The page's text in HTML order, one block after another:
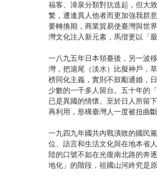
福客、漳泉分類對抗迭起，但大
繁，遭逢異人他者而更加強我群
要轉換期，商業貿易使臺灣與世
灣文化注入新元素，馬偕更以「
一八九五年日本領臺後，另一波
灣，把滬尾（淡水）比擬神戶，
榜同化主義，實則不鼓勵通婚，
少數的一千多人留台。五十年的
已是異國的情懷。至於日人所留
再利用，形構臺灣人一度被扭曲
一九四九年國共內戰潰敗的國民
位、語言和生活文化與在地本省
陸的口號不如在光復南北路的奔
地化」的階段，祖國山河終究是